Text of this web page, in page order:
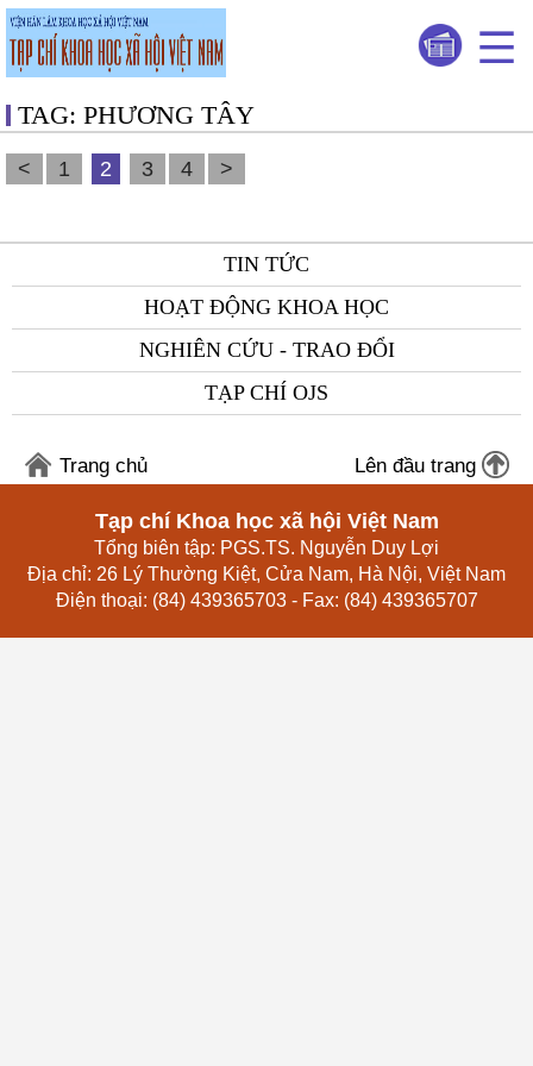
TAG: PHƯƠNG TÂY
< 1 2 3 4 >
TIN TỨC
HOẠT ĐỘNG KHOA HỌC
NGHIÊN CỨU - TRAO ĐỔI
TẠP CHÍ OJS
Trang chủ Lên đầu trang
Tạp chí Khoa học xã hội Việt Nam
Tổng biên tập: PGS.TS. Nguyễn Duy Lợi
Địa chỉ: 26 Lý Thường Kiệt, Cửa Nam, Hà Nội, Việt Nam
Điện thoại: (84) 439365703 - Fax: (84) 439365707